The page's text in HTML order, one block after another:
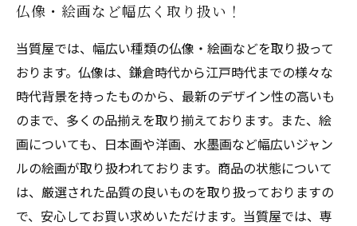
仏像・絵画など幅広く取り扱い！
当質屋では、幅広い種類の仏像・絵画などを取り扱って
おります。仏像は、鎌倉時代から江戸時代までの様々な
時代背景を持ったものから、最新のデザイン性の高いも
のまで、多くの品揃えを取り揃えております。また、絵
画についても、日本画や洋画、水墨画など幅広いジャン
ルの絵画が取り扱われております。商品の状態について
は、厳選された品質の良いものを取り扱っておりますの
で、安心してお買い求めいただけます。当質屋では、専